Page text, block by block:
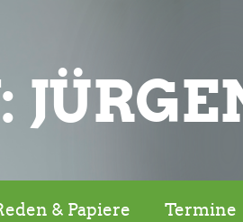
& Papiere Termine